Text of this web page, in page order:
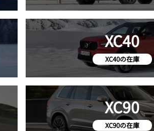
XC40
XC40の在庫
XC90
XC90の在庫